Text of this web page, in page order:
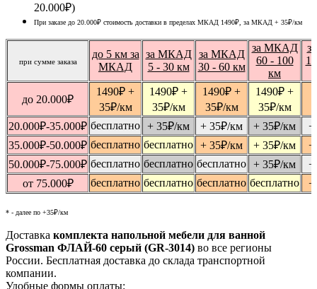
20.000₽)
При заказе до 20.000₽ стоимость доставки в пределах МКАД 1490₽, за МКАД + 35₽/км
при сумме заказа
до 5 км за
МКАД
за МКАД
5 - 30 км
за МКАД
30 - 60 км
за МКАД
60 - 100
км
до 20.000₽
1490₽ +
35₽/км
1490₽ +
35₽/км
1490₽ +
35₽/км
1490₽ +
35₽/км
20.000₽-35.000₽ бесплатно + 35₽/км + 35₽/км + 35₽/км
+
35.000₽-50.000₽ бесплатно бесплатно + 35₽/км + 35₽/км
+
50.000₽-75.000₽ бесплатно бесплатно бесплатно + 35₽/км
+
от 75.000₽ бесплатно бесплатно бесплатно бесплатно +
* - далее по +35₽/км
Доставка комплекта напольной мебели для ванной
Grossman ФЛАЙ-60 серый (GR-3014) во все регионы
России. Бесплатная доставка до склада транспортной
компании.
Удобные формы оплаты: